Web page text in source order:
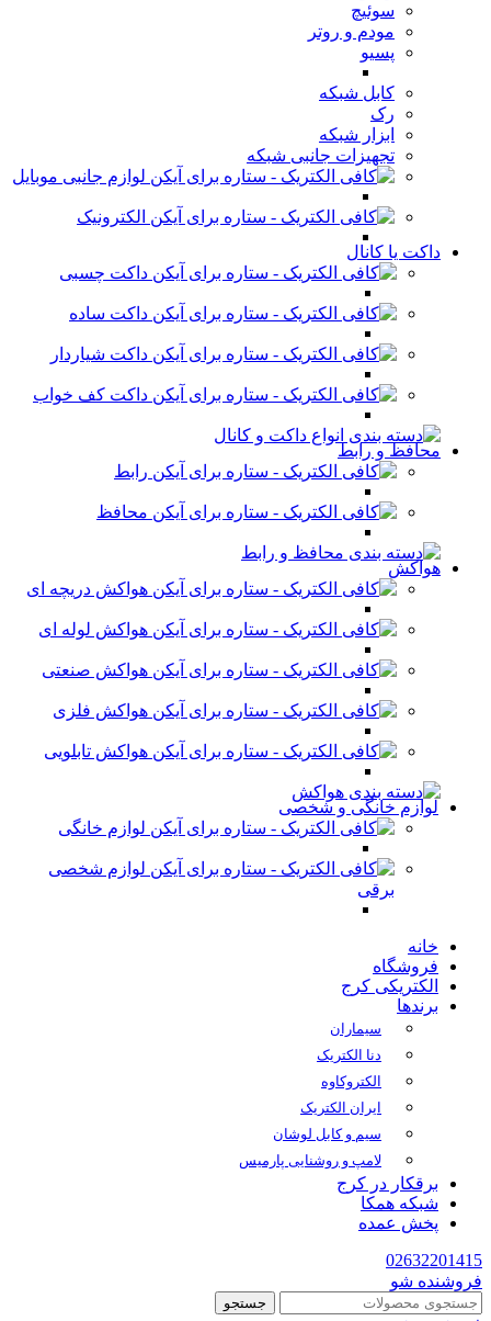
سوئیچ
مودم و روتر
پسیو
کابل شبکه
رک
ابزار شبکه
تجهیزات جانبی شبکه
لوازم جانبی موبایل
الکترونیک
داکت یا کانال
داکت چسبی
داکت ساده
داکت شیاردار
داکت کف خواب
محافظ و رابط
رابط
محافظ
هواکش
هواکش دریچه ای
هواکش لوله ای
هواکش صنعتی
هواکش فلزی
هواکش تابلویی
لوازم خانگی و شخصی
لوازم خانگی
لوازم شخصی
برقی
خانه
فروشگاه
الکتریکی کرج
برندها
سیماران
دنا الکتریک
الکتروکاوه
ایران الکتریک
سیم و کابل لوشان
لامپ و روشنایی پارمیس
برقکار در کرج
شبکه همکا
پخش عمده
02632201415
فروشنده شو
جستجو